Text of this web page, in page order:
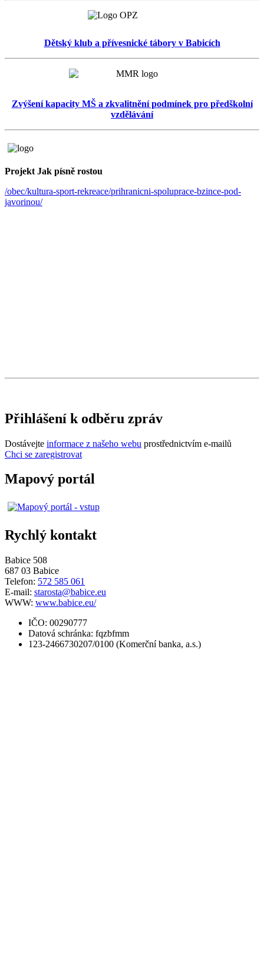
Dětský klub a přívesnické tábory v Babicích
Zvýšení kapacity MŠ a zkvalitnění podmínek pro předškolní
vzdělávání
Projekt Jak písně rostou
/obec/kultura-sport-rekreace/prihranicni-spoluprace-bzince-pod-
javorinou/
Přihlášení k odběru zpráv
Dostávejte informace z našeho webu prostřednictvím e-mailů
Chci se zaregistrovat
Mapový portál
Rychlý kontakt
Babice 508
687 03 Babice
Telefon: 572 585 061
E-mail: starosta@babice.eu
WWW: www.babice.eu/
IČO: 00290777
Datová schránka: fqzbfmm
123-2466730207/0100 (Komerční banka, a.s.)